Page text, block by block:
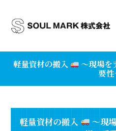
軽量資材の搬入
～現場を
要性
軽量資材の搬入
～現